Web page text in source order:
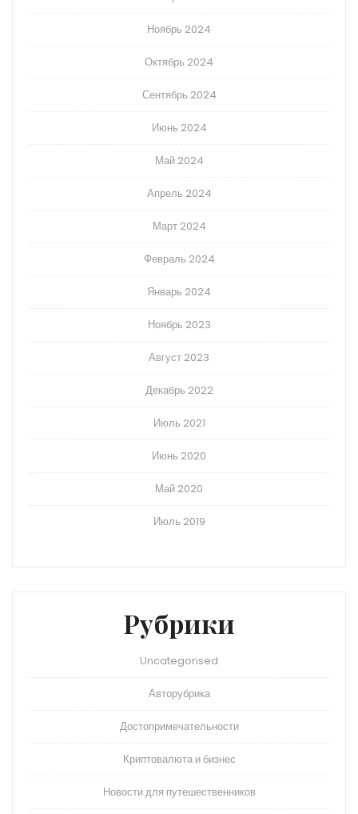
Ноябрь 2024
Октябрь 2024
Сентябрь 2024
Июнь 2024
Май 2024
Апрель 2024
Март 2024
Февраль 2024
Январь 2024
Ноябрь 2023
Август 2023
Декабрь 2022
Июль 2021
Июнь 2020
Май 2020
Июль 2019
Рубрики
Uncategorised
Авторубрика
Достопримечательности
Криптовалюта и бизнес
Новости для путешественников